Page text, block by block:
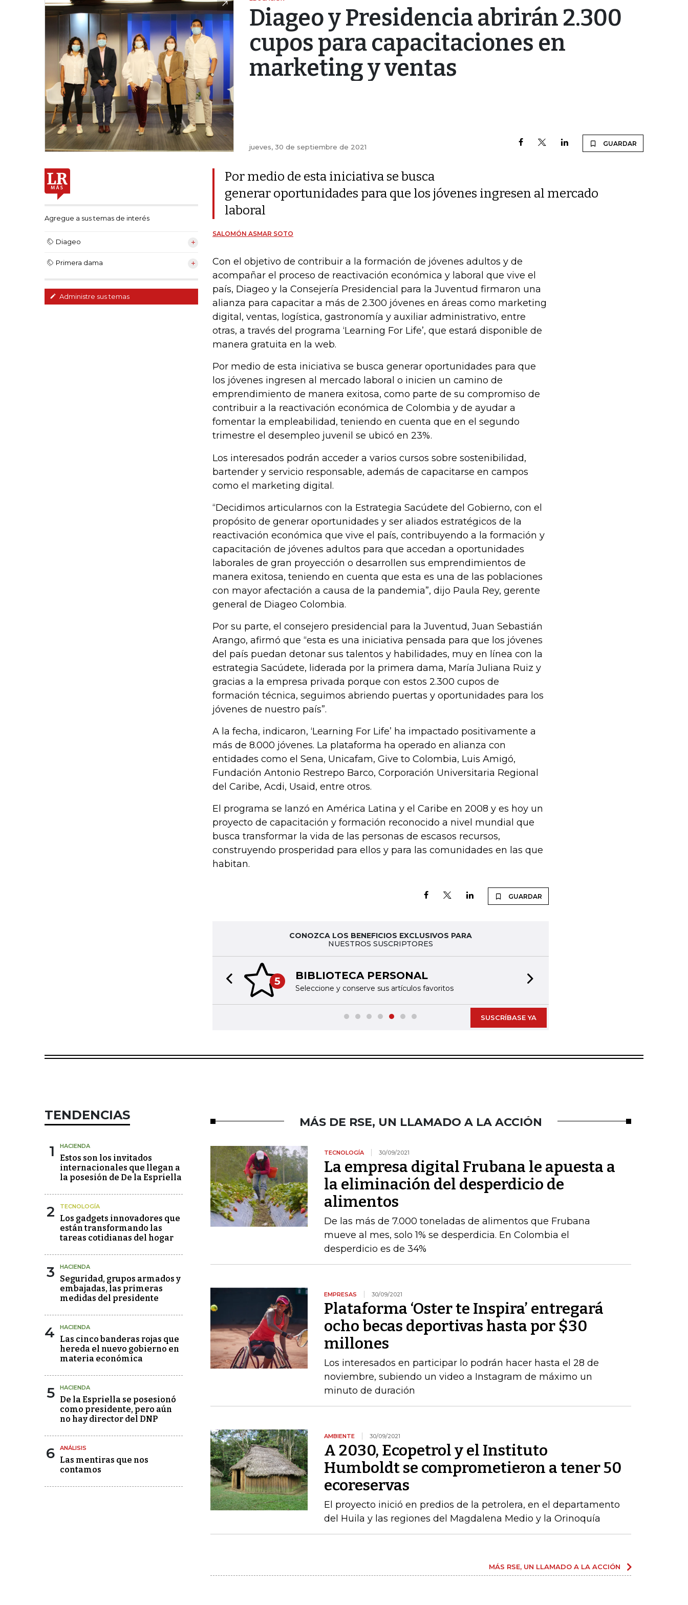
Diageo y Presidencia abrirán 2.300
cupos para capacitaciones en
marketing y ventas
jueves, 30 de septiembre de 2021 GUARDAR
Agregue a sus temas de interés
Diageo
Primera dama
Administre sus temas
Por medio de esta iniciativa se busca
generar oportunidades para que los jóvenes ingresen al mercado
laboral
SALOMÓN ASMAR SOTO
Con el objetivo de contribuir a la formación de jóvenes adultos y de
acompañar el proceso de reactivación económica y laboral que vive el
país, Diageo y la Consejería Presidencial para la Juventud firmaron una
alianza para capacitar a más de 2.300 jóvenes en áreas como marketing
digital, ventas, logística, gastronomía y auxiliar administrativo, entre
otras, a través del programa ‘Learning For Life’, que estará disponible de
manera gratuita en la web.
Por medio de esta iniciativa se busca generar oportunidades para que
los jóvenes ingresen al mercado laboral o inicien un camino de
emprendimiento de manera exitosa, como parte de su compromiso de
contribuir a la reactivación económica de Colombia y de ayudar a
fomentar la empleabilidad, teniendo en cuenta que en el segundo
trimestre el desempleo juvenil se ubicó en 23%.
Los interesados podrán acceder a varios cursos sobre sostenibilidad,
bartender y servicio responsable, además de capacitarse en campos
como el marketing digital.
“Decidimos articularnos con la Estrategia Sacúdete del Gobierno, con el
propósito de generar oportunidades y ser aliados estratégicos de la
reactivación económica que vive el país, contribuyendo a la formación y
capacitación de jóvenes adultos para que accedan a oportunidades
laborales de gran proyección o desarrollen sus emprendimientos de
manera exitosa, teniendo en cuenta que esta es una de las poblaciones
con mayor afectación a causa de la pandemia”, dijo Paula Rey, gerente
general de Diageo Colombia.
Por su parte, el consejero presidencial para la Juventud, Juan Sebastián
Arango, afirmó que ‘‘esta es una iniciativa pensada para que los jóvenes
del país puedan detonar sus talentos y habilidades, muy en línea con la
estrategia Sacúdete, liderada por la primera dama, María Juliana Ruiz y
gracias a la empresa privada porque con estos 2.300 cupos de
formación técnica, seguimos abriendo puertas y oportunidades para los
jóvenes de nuestro país”.
A la fecha, indicaron, ‘Learning For Life’ ha impactado positivamente a
más de 8.000 jóvenes. La plataforma ha operado en alianza con
entidades como el Sena, Unicafam, Give to Colombia, Luis Amigó,
Fundación Antonio Restrepo Barco, Corporación Universitaria Regional
del Caribe, Acdi, Usaid, entre otros.
El programa se lanzó en América Latina y el Caribe en 2008 y es hoy un
proyecto de capacitación y formación reconocido a nivel mundial que
busca transformar la vida de las personas de escasos recursos,
construyendo prosperidad para ellos y para las comunidades en las que
habitan.
GUARDAR
CONOZCA LOS BENEFICIOS EXCLUSIVOS PARA
NUESTROS SUSCRIPTORES
5 BIBLIOTECA PERSONAL
Seleccione y conserve sus artículos favoritos
Previous slide
SUSCRÍBASE YA
TENDENCIAS
1 HACIENDA
Estos son los invitados
internacionales que llegan a
la posesión de De la Espriella
2 TECNOLOGÍA
Los gadgets innovadores que
están transformando las
tareas cotidianas del hogar
3 HACIENDA
Seguridad, grupos armados y
embajadas, las primeras
medidas del presidente
4 HACIENDA
Las cinco banderas rojas que
hereda el nuevo gobierno en
materia económica
5 HACIENDA
De la Espriella se posesionó
como presidente, pero aún
no hay director del DNP
6 ANÁLISIS
Las mentiras que nos
contamos
MÁS DE RSE, UN LLAMADO A LA ACCIÓN
TECNOLOGÍA 30/09/2021
La empresa digital Frubana le apuesta a
la eliminación del desperdicio de
alimentos
De las más de 7.000 toneladas de alimentos que Frubana
mueve al mes, solo 1% se desperdicia. En Colombia el
desperdicio es de 34%
EMPRESAS 30/09/2021
Plataforma ‘Oster te Inspira’ entregará
ocho becas deportivas hasta por $30
millones
Los interesados en participar lo podrán hacer hasta el 28 de
noviembre, subiendo un video a Instagram de máximo un
minuto de duración
AMBIENTE 30/09/2021
A 2030, Ecopetrol y el Instituto
Humboldt se comprometieron a tener 50
ecoreservas
El proyecto inició en predios de la petrolera, en el departamento
del Huila y las regiones del Magdalena Medio y la Orinoquía
MÁS RSE, UN LLAMADO A LA ACCIÓN